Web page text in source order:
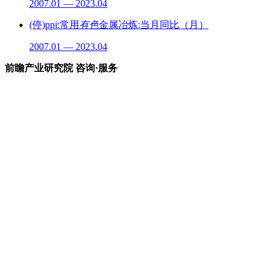
2007.01 — 2023.04
(停)ppi:常用 有色金属冶炼:当月同比（月）
2007.01 — 2023.04
前瞻产业研究院 咨询·服务